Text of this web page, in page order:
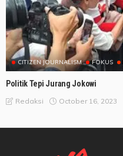
CITIZEN JOURNALISM FOKUS
Politik Tepi Jurang Jokowi
Redaksi October 16, 2023